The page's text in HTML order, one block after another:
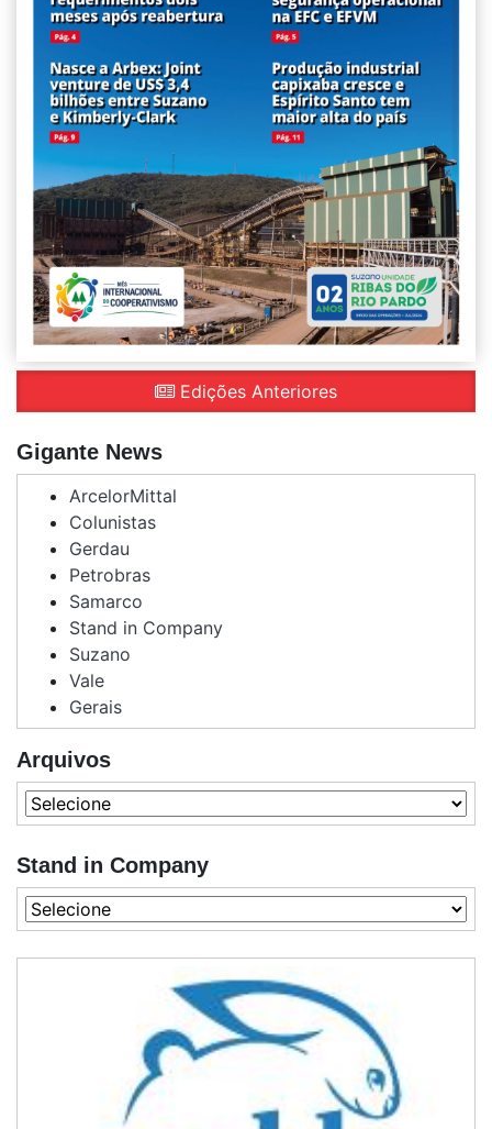
Edições Anteriores
Gigante News
ArcelorMittal
Colunistas
Gerdau
Petrobras
Samarco
Stand in Company
Suzano
Vale
Gerais
Arquivos
Stand in Company